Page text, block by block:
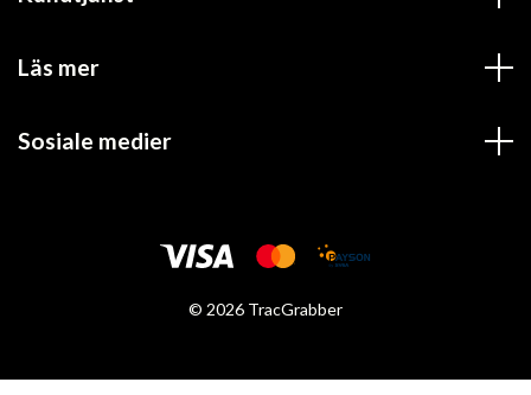
Läs mer
Sosiale medier
© 2026 TracGrabber